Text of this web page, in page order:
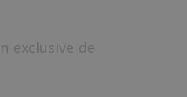
exclusive de